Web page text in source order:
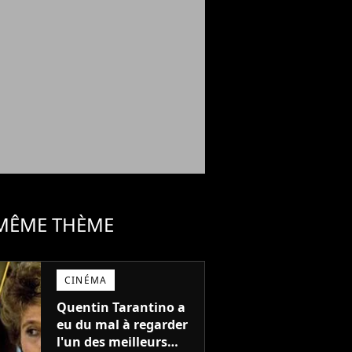
THÈME
CINÉMA
Quentin Tarantino a
eu du mal à regarder
l'un des meilleurs